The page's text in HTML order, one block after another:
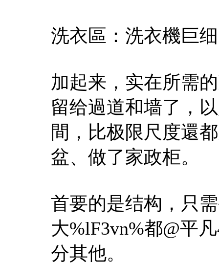
洗衣區：洗衣機巨
加起来，实在所需
留给過道和墙了，
間，比极限尺度還
盆、做了家政柜。
首要的是结构，只
大%lF3vn%都@平
分其他。